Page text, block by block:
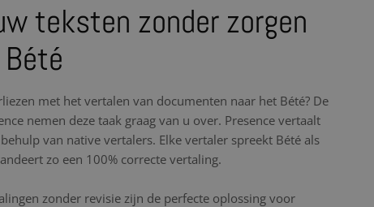
teksten zonder zorgen
met het vertalen van documenten naar het Bété? De
nemen deze taak graag van u over. Presence vertaalt
van native vertalers. Elke vertaler spreekt Bété als
zo een 100% correcte vertaling.
zonder revisie zijn de perfecte oplossing voor